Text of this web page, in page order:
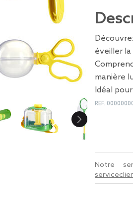
éveiller
manière
Idéal
REF.
Notre